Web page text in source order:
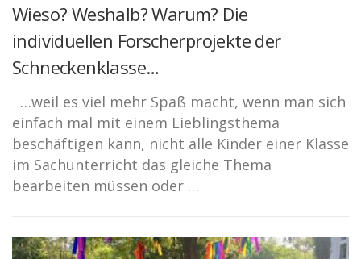
Wieso? Weshalb? Warum? Die
individuellen Forscherprojekte der
Schneckenklasse…
…weil es viel mehr Spaß macht, wenn man sich
einfach mal mit einem Lieblingsthema
beschäftigen kann, nicht alle Kinder einer Klasse
im Sachunterricht das gleiche Thema
bearbeiten müssen oder …